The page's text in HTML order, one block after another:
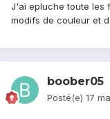
J'ai epluche toute les
modifs de couleur et
boober05
Posté(e) 17